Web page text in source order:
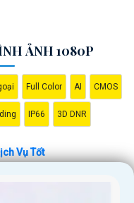
ẢNH 1080P
Full Color AI CMOS
IP66 3D DNR
Vụ Tốt